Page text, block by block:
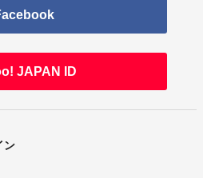
JAPAN ID
ン